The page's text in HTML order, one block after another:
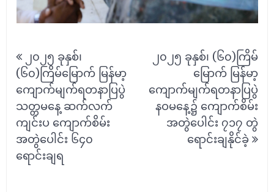
navigation
၂၀၂၅ ခုနှစ်၊
(၆၀)ကြိမ်မြောက် မြန်မာ့
ကျောက်မျက်ရတနာပြပွဲ
သတ္တမနေ့ ဆက်လက်
ကျင်းပ ကျောက်စိမ်း
အတွဲပေါင်း ၆၄၀
ရောင်းချရ
၂၀၂၅ ခုနှစ်၊ (၆၀)ကြိမ်
မြောက် မြန်မာ့
ကျောက်မျက်ရတနာပြပွဲ
နဝမနေ့၌ ကျောက်စိမ်း
အတွဲပေါင်း ၇၁၇ တွဲ
ရောင်းချနိုင်ခဲ့